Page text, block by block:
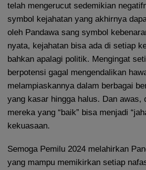
telah mengerucut sedemikian
symbol kejahatan yang akhirnya
oleh Pandawa sang symbol
nyata, kejahatan bisa ada di setiap
bahkan apalagi politik. Mengingat
berpotensi gagal mengendalikan
melampiaskannya dalam berbagai
yang kasar hingga halus. Dan awas,
mereka yang “baik” bisa menjadi
kekuasaan.
Semoga Pemilu 2024 melahirkan
yang mampu memikirkan setiap